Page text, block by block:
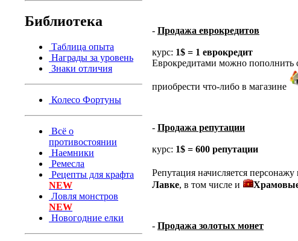
Библиотека
Таблица опыта
Награды за уровень
Знаки отличия
Колесо Фортуны
Всё о
противостоянии
Наемники
Ремесла
Рецепты для крафта
NEW
Ловля монстров
NEW
Новогодние елки
- Продажа еврокредитов
курс: 1$ = 1 еврокредит
Еврокредитами можно пополнить
приобрести что-либо в магазине
- Продажа репутации
курс: 1$ = 600 репутации
Репутация начисляется персонажу
Лавке, в том числе и
- Продажа золотых монет